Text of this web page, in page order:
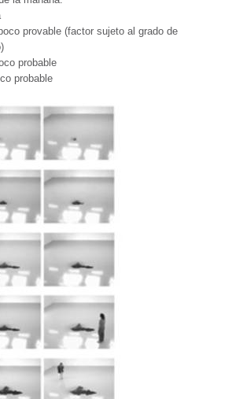
provable (factor sujeto al grado de
probable
probable